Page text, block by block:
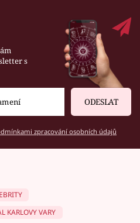
s
ODESLAT
zpracování osobních údajů
KARLOVY VARY